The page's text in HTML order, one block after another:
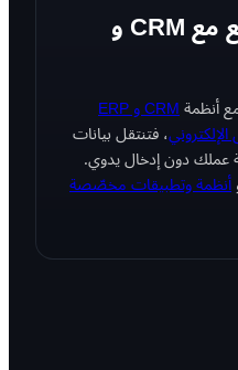
هل يمكن ربط الموقع مع CRM و
أنظمة CRM و ERP
، فتنتقل بيانات
عملك دون إدخال يدوي.
أنظمة وتطبيقات مخصّصة